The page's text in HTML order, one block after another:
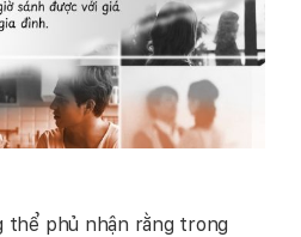
thể phủ nhận rằng trong